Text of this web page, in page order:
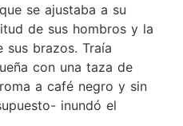
se ajustaba a su
de sus hombros y la
sus brazos. Traía
con una taza de
a café negro y sin
inundó el